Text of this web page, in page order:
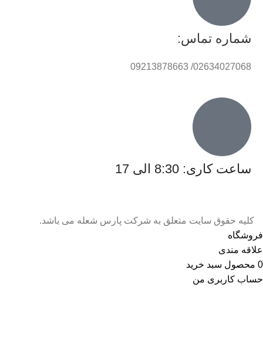
شماره تماس:
02634027068/ 09213878663
ساعت کاری: 8:30 الی 17
کلیه حقوق سایت متعلق به شرکت پارس شعله می باشد.
فروشگاه
علاقه مندی
0 محصول سبد خرید
حساب کاربری من